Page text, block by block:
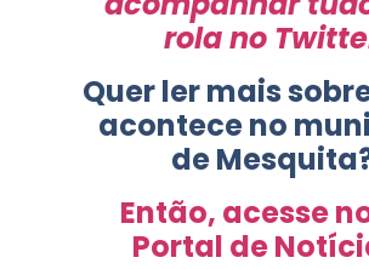
rola no
Quer ler mais
acontece no
de
Então, acesse
Portal de